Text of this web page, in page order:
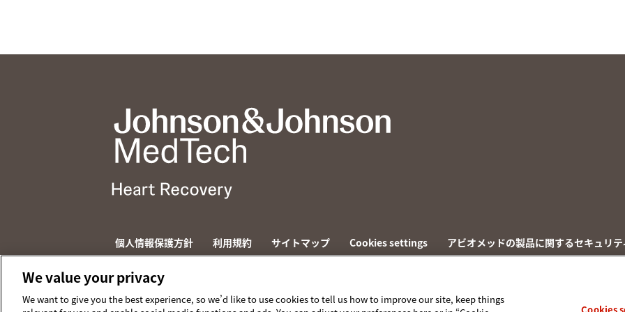
個人情報保護方針 利用規約 サイトマップ Cookies settings アビオメッドの製品に関するセキュリテ
© 2026 ABIOMED. All rights reserved.
We value your privacy
We want to give you the best experience, so we’d like to use cookies to tell us how to improve our site, keep things
Cookies